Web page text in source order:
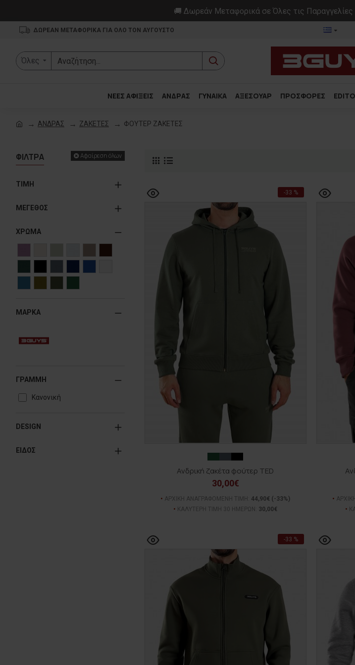
🚚 Δωρεάν Μεταφορικά σε Όλες τις Παραγγελίες
ΔΩΡΕΑΝ ΜΕΤΑΦΟΡΙΚΑ ΓΙΑ ΟΛΟ ΤΟΝ ΑΥΓΟΥΣΤΟ
Όλες
ΝΕΕΣ ΑΦΙΞΕΙΣ ΑΝΔΡΑΣ ΓΥΝΑΙΚΑ ΑΞΕΣΟΥΑΡ ΠΡΟΣΦΟΡΕΣ
ΑΝΔΡΑΣ ΖΑΚΕΤΕΣ ΦΟΥΤΕΡ ΖΑΚΕΤΕΣ
ΦΙΛΤΡΑ Αφαίρεση όλων
ΤΙΜΗ
ΜΑΡΚΑ
ΧΡΩΜΑ
ΜΕΓΕΘΟΣ
ΓΡΑΜΜΗ
Κανονική
DESIGN
ΕΙΔΟΣ
-33 %
Ανδρική ζακέτα φούτερ TED
30,00€
ΑΡΧΙΚΗ ΑΝΑΓΡΑΦΟΜΕΝΗ ΤΙΜΗ: 44,90€ (-33%)
ΚΑΛΥΤΕΡΗ ΤΙΜΗ 30 ΗΜΕΡΩΝ:
30,00€
-33 %